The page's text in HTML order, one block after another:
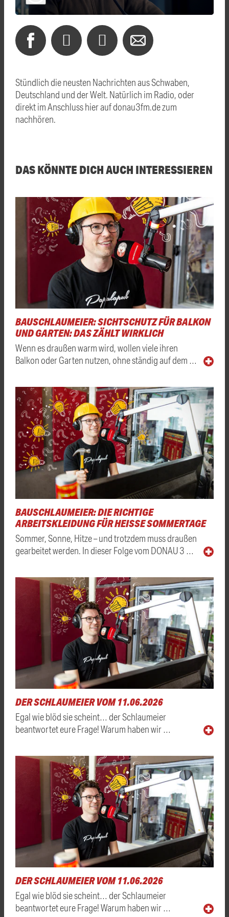
Stündlich die neusten Nachrichten aus Schwaben,
Deutschland und der Welt. Natürlich im Radio, oder
direkt im Anschluss hier auf donau3fm.de zum
nachhören.
DAS KÖNNTE DICH AUCH INTERESSIEREN
BAUSCHLAUMEIER: SICHTSCHUTZ FÜR BALKON
UND GARTEN: DAS ZÄHLT WIRKLICH
Wenn es draußen warm wird, wollen viele ihren
Balkon oder Garten nutzen, ohne ständig auf dem …
BAUSCHLAUMEIER: DIE RICHTIGE
ARBEITSKLEIDUNG FÜR HEISSE SOMMERTAGE
Sommer, Sonne, Hitze – und trotzdem muss draußen
gearbeitet werden. In dieser Folge vom DONAU 3 …
DER SCHLAUMEIER VOM 11.06.2026
Egal wie blöd sie scheint… der Schlaumeier
beantwortet eure Frage! Warum haben wir …
DER SCHLAUMEIER VOM 11.06.2026
Egal wie blöd sie scheint… der Schlaumeier
beantwortet eure Frage! Warum haben wir …